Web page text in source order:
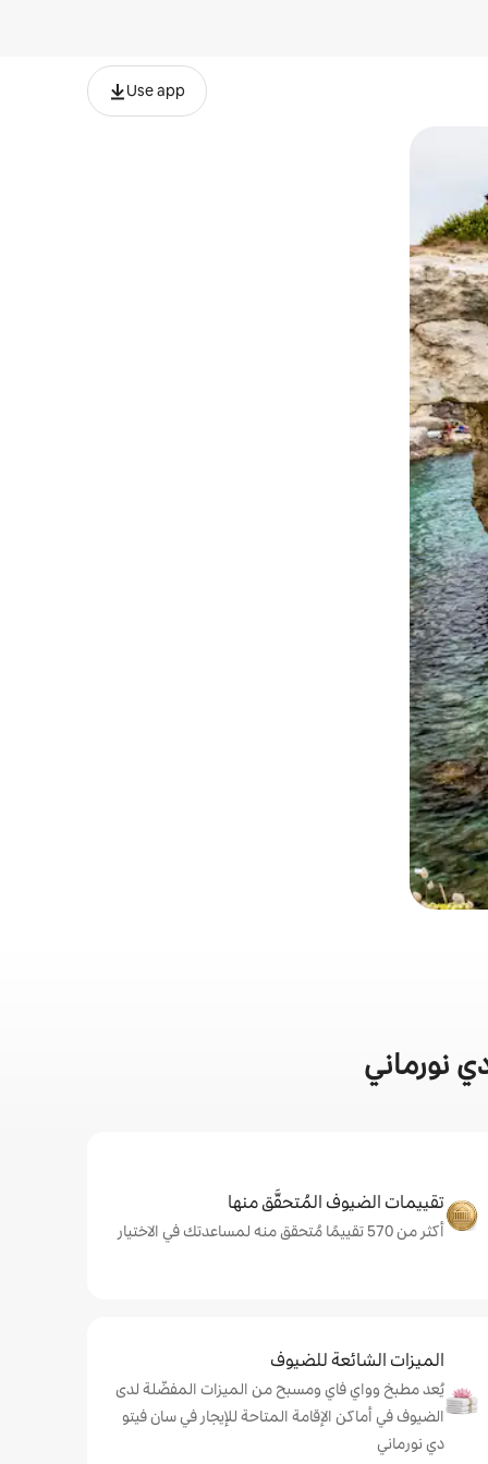
Use app
نورماني
تقييمات الضيوف المُتحقَّق منها
أكثر من 570 تقييمًا مُتحقق منه لمساعدتك في الاختيار
الميزات الشائعة للضيوف
يُعد مطبخ وواي فاي ومسبح من الميزات المفضّلة لدى
الضيوف في أماكن الإقامة المتاحة للإيجار في سان فيتو
دي نورماني